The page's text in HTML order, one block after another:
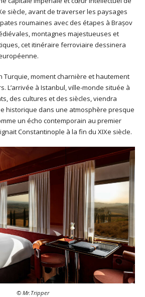
siècle, avant de traverser les paysages
roumaines avec des étapes à Brașov
montagnes majestueuses et
cet itinéraire ferroviaire dessinera
Turquie, moment charnière et hautement
L’arrivée à Istanbul, ville-monde située à
des cultures et des siècles, viendra
historique dans une atmosphère presque
un écho contemporain au premier
Constantinople à la fin du XIXe siècle.
© Mr.Tripper